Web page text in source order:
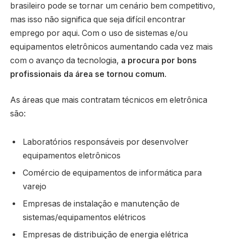
brasileiro pode se tornar um cenário bem competitivo,
mas isso não significa que seja difícil encontrar
emprego por aqui. Com o uso de sistemas e/ou
equipamentos eletrônicos aumentando cada vez mais
com o avanço da tecnologia, a procura por bons
profissionais da área se tornou comum.
As áreas que mais contratam técnicos em eletrônica
são:
Laboratórios responsáveis por desenvolver
equipamentos eletrônicos
Comércio de equipamentos de informática para
varejo
Empresas de instalação e manutenção de
sistemas/equipamentos elétricos
Empresas de distribuição de energia elétrica